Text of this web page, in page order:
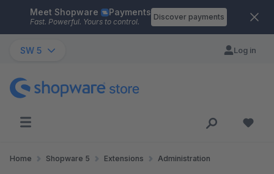
Skip to main content
Meet Shopware Payments
Fast. Powerful. Yours to control.
Discover payments
SW 5 Log in
Home Shopware 5 Extensions Administration